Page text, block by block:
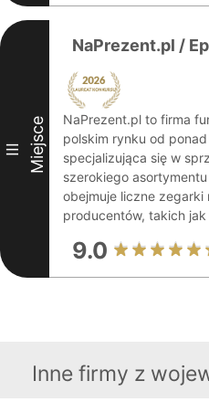
III Miejsce
NaPrezent.pl /
NaPrezent.pl to firma
polskim rynku od
specjalizująca się w
szerokiego
obejmuje liczne zegarki
producentów, takich jak
9.0
Inne firmy z